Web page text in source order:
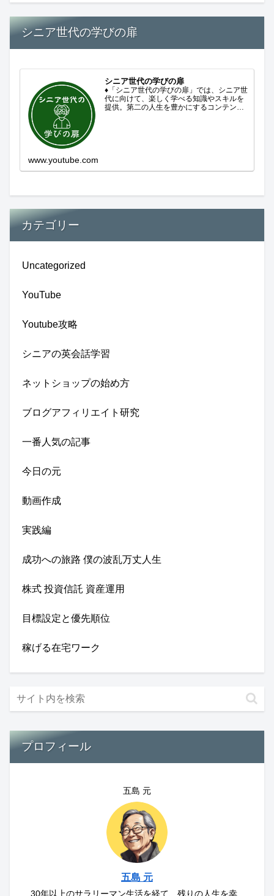
シニア世代の学びの扉
シニア世代の学びの扉
♦「シニア世代の学びの扉」では、シニア世
代に向けて、楽しく学べる知識やスキルを
提供。第二の人生を豊かにするコンテンツ
www.youtube.com
カテゴリー
Uncategorized
YouTube
Youtube攻略
シニアの英会話学習
ネットショップの始め方
ブログアフィリエイト研究
一番人気の記事
今日の元
動画作成
実践編
成功への旅路 僕の波乱万丈人生
株式 投資信託 資産運用
目標設定と優先順位
稼げる在宅ワーク
プロフィール
五島 元
五島 元
30年以上のサラリーマン生活を経て、残りの人生を幸